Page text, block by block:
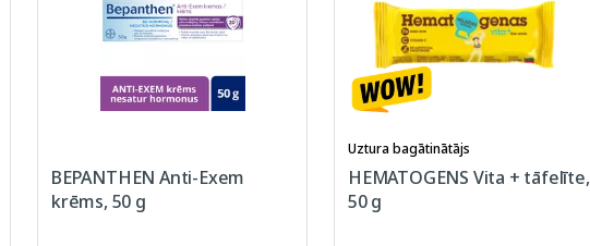
BEPANTHEN Anti-Exem
krēms, 50 g
Uztura bagātinātājs
HEMATOGENS Vita + tāfelīte,
50 g